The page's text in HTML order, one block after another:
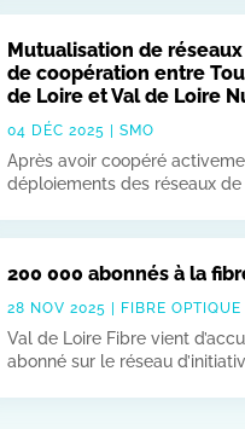
Mutualisation de
de coopération entre
de Loire et Val de Loire
04 DÉC 2025 SMO
Après avoir coopéré
déploiements des réseaux
200 000 abonnés à la
28 NOV 2025 FIBRE OPTIQUE
Val de Loire Fibre vient
abonné sur le réseau